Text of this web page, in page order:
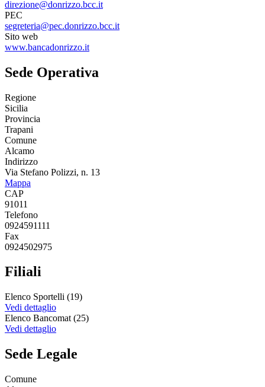
direzione@donrizzo.bcc.it
PEC
segreteria@pec.donrizzo.bcc.it
Sito web
www.bancadonrizzo.it
Sede Operativa
Regione
Sicilia
Provincia
Trapani
Comune
Alcamo
Indirizzo
Via Stefano Polizzi, n. 13
Mappa
CAP
91011
Telefono
0924591111
Fax
0924502975
Filiali
Elenco Sportelli (19)
Vedi dettaglio
Elenco Bancomat (25)
Vedi dettaglio
Sede Legale
Comune